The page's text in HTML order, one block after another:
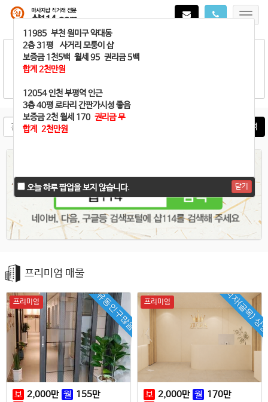
매물검색
프리미엄 매물
유동인구많음
프리미엄
보 2,000만 월 155만
먹자(골목)
프리미엄
보 2,000만 월 170만
매매가 완료되어샵114로 문자나 폰
연락주시면 바로 삭제해 드립니다.
오늘 하루 팝업을 보지 않습니다. 닫기
11985 부천 원미구 약대동
2층 31평 사거리 모퉁이 샵
보증금 1천5백 월세 95 권리금 5백
합계 2천만원
12054 인천 부평역 인근
3층 40평 로타리 간판가시성 좋음
보증금 2천 월세 170권리금 무
합계 2천만원
오늘 하루 팝업을 보지 않습니다. 닫기